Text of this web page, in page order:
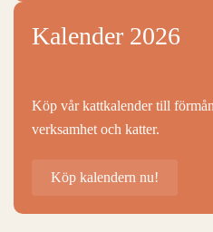
Kalender 2026
Köp vår kattkalender till
verksamhet och katter.
Köp kalendern nu!